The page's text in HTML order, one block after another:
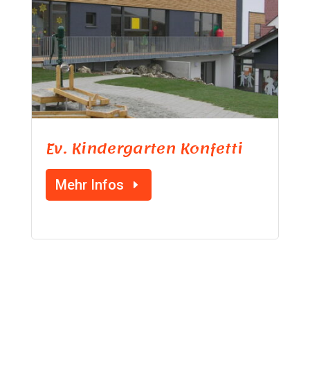
Ev. Kindergarten Konfetti
Mehr Infos